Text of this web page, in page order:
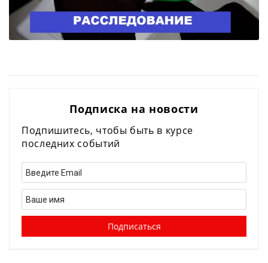
Подписка на новости
Подпишитесь, чтобы быть в курсе
последних событий